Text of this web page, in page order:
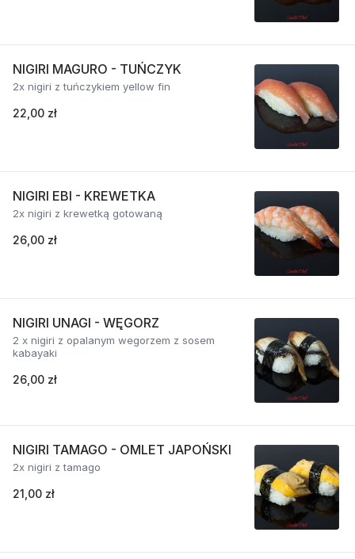
NIGIRI MAGURO - TUŃCZYK
2x nigiri z tuńczykiem yellow fin
22,00 zł
NIGIRI EBI - KREWETKA
2x nigiri z krewetką gotowaną
26,00 zł
NIGIRI UNAGI - WĘGORZ
2 x nigiri z opalanym wegorzem z sosem
kabayaki
26,00 zł
NIGIRI TAMAGO - OMLET JAPOŃSKI
2x nigiri z tamago
21,00 zł